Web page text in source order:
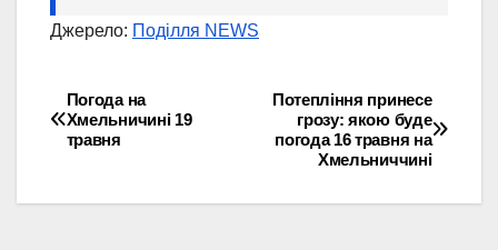
Джерело: Поділля NEWS
Навігація
записів
Потепління принесе
грозу: якою буде
погода 16 травня на
Хмельниччині
Погода на
Хмельничині 19
травня